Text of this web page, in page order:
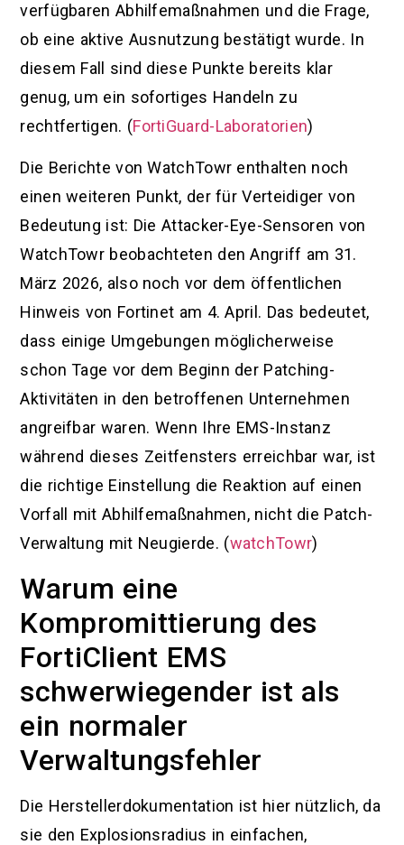
verfügbaren Abhilfemaßnahmen und die Frage,
ob eine aktive Ausnutzung bestätigt wurde. In
diesem Fall sind diese Punkte bereits klar
genug, um ein sofortiges Handeln zu
rechtfertigen. (FortiGuard-Laboratorien)
Die Berichte von WatchTowr enthalten noch
einen weiteren Punkt, der für Verteidiger von
Bedeutung ist: Die Attacker-Eye-Sensoren von
WatchTowr beobachteten den Angriff am 31.
März 2026, also noch vor dem öffentlichen
Hinweis von Fortinet am 4. April. Das bedeutet,
dass einige Umgebungen möglicherweise
schon Tage vor dem Beginn der Patching-
Aktivitäten in den betroffenen Unternehmen
angreifbar waren. Wenn Ihre EMS-Instanz
während dieses Zeitfensters erreichbar war, ist
die richtige Einstellung die Reaktion auf einen
Vorfall mit Abhilfemaßnahmen, nicht die Patch-
Verwaltung mit Neugierde. (watchTowr)
Warum eine
Kompromittierung des
FortiClient EMS
schwerwiegender ist als
ein normaler
Verwaltungsfehler
Die Herstellerdokumentation ist hier nützlich, da
sie den Explosionsradius in einfachen,